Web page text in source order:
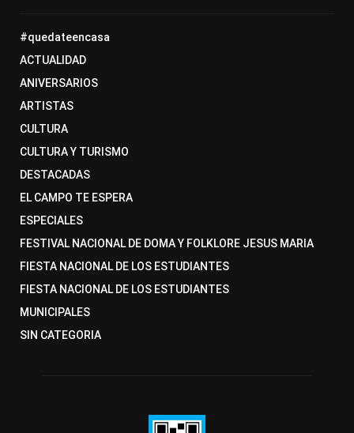
#quedateencasa
ACTUALIDAD
ANIVERSARIOS
ARTISTAS
CULTURA
CULTURA Y TURISMO
DESTACADAS
EL CAMPO TE ESPERA
ESPECIALES
FESTIVAL NACIONAL DE DOMA Y FOLKLORE JESUS MARIA
FIESTA NACIONAL DE LOS ESTUDIANTES
FIESTA NACIONAL DE LOS ESTUDIANTES
MUNICIPALES
SIN CATEGORIA